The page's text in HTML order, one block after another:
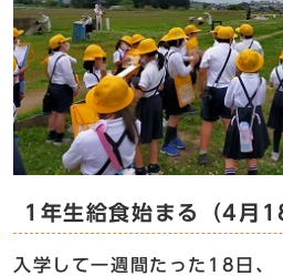
1年生給食始まる（4月
入学して一週間たった18日、